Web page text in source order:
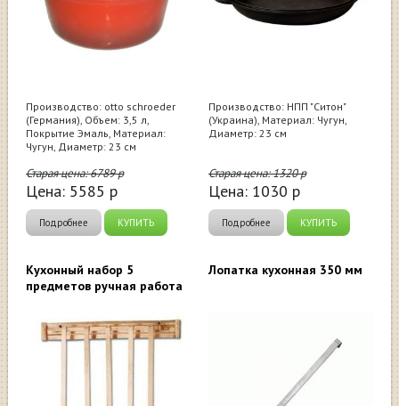
Производство: otto schroeder
(Германия), Объем: 3,5 л,
Покрытие Эмаль, Материал:
Чугун, Диаметр: 23 см
Старая цена:6789р
Цена: 5585 р
Подробнее КУПИТЬ
Производство: НПП "Ситон"
(Украина), Материал: Чугун,
Диаметр: 23 см
Старая цена:1320р
Цена: 1030 р
Подробнее КУПИТЬ
Кухонный набор 5
предметов ручная работа
Лопатка кухонная 350 мм